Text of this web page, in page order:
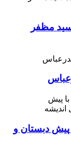
مظفر
پیش دبستان و